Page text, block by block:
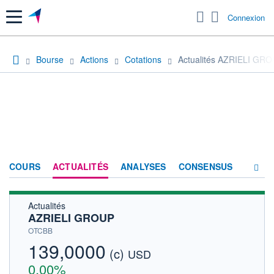
Menu Connexion
Bourse Actions Cotations Actualités AZRIELI
COURS ACTUALITÉS ANALYSES CONSENSUS
ACTIONNAIRES
Actualités
AZRIELI GROUP
OTCBB
139,0000 (c) USD
0,00%